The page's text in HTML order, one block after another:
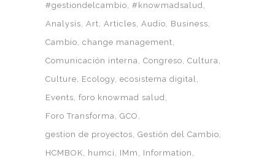
#gestiondelcambio #knowmadsalud
Analysis Art Articles Audio
Business
Cambio change management
Comunicación interna Congreso Cultura
Culture
Ecology ecosistema digital
Events foro knowmad salud
Foro Transforma GCO
gestion de proyectos Gestión del Cambio
HCMBOK
humci IMm
Information